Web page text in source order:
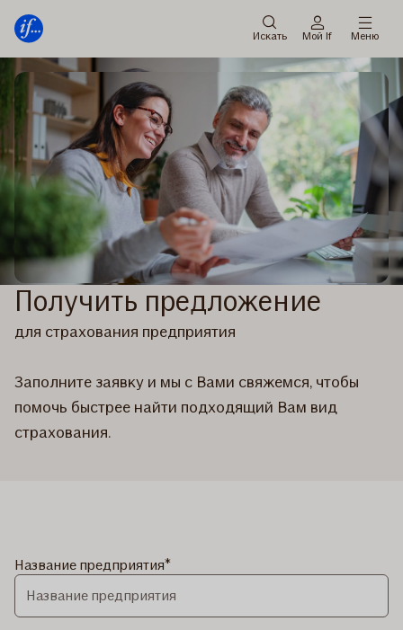
Искать Мой If Меню
Получить предложение
для страхования предприятия
Заполните заявку и мы с Вами свяжемся, чтобы
помочь быстрее найти подходящий Вам вид
страхования.
Название предприятия